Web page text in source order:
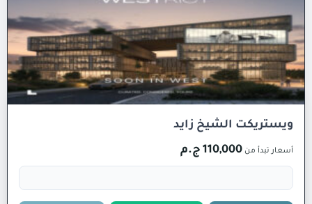
ويستريكت الشيخ زايد
أسعار تبدأ من 110,000 ج.م